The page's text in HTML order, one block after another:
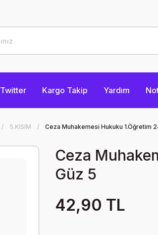
Twitter Kargo Takip Yardım
5.KISIM Ceza Muhakemesi Hukuku 1.Öğretim
Ceza
Güz 5
42,90 TL